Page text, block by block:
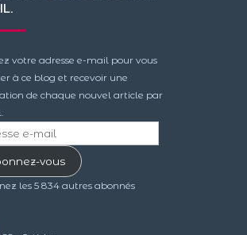
votre adresse e-mail pour vous
à ce blog et recevoir une
de chaque nouvel article par
vous
les 5 834 autres abonnés